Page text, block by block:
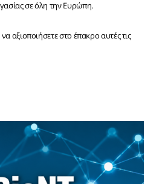
σε όλη την Ευρώπη.
αξιοποιήσετε στο έπακρο αυτές τις